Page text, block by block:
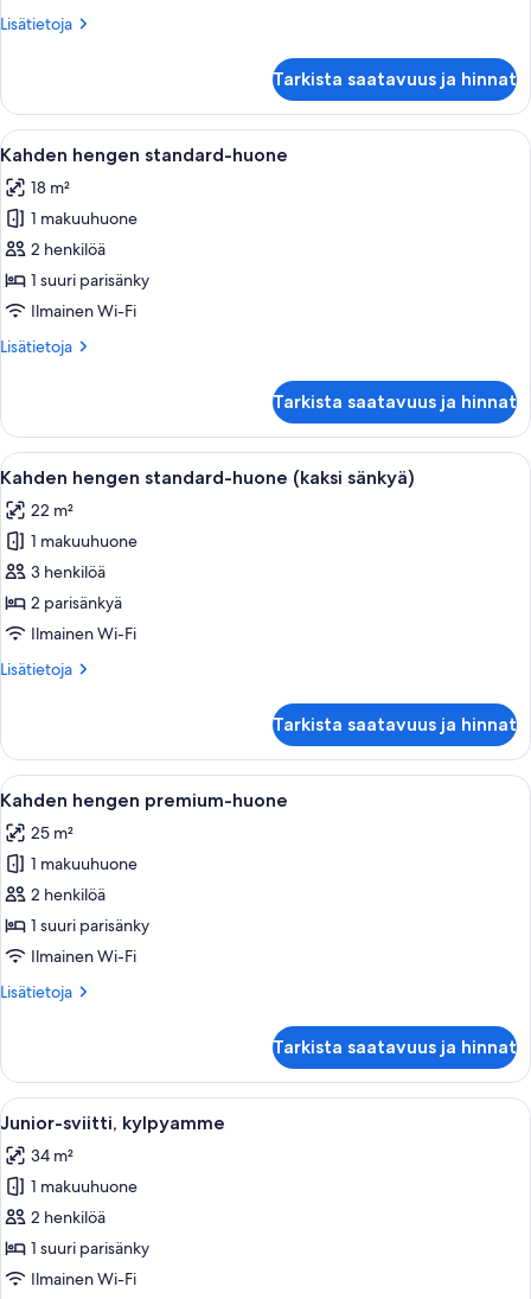
kuvat
Lisätietoja
Lisätietoja
superior-
huone,
terassi
Tarkista saatavuus ja hinnat
Avaa
kaikki
huonetyypin
Kahden
hengen
standard-
huone
Hotellihuone, jossa on suuri sänky,
7
Kahden hengen standard-huone
18 m²
1 makuuhuone
2 henkilöä
1 suuri parisänky
Ilmainen Wi-Fi
Lisätietoja
Lisätietoja
standard-
huone
Tarkista saatavuus ja hinnat
Avaa
kaikki
huonetyypin
Kahden
hengen
standard-
huone
sänkyä)
Hotellihuone, jossa on kaksi
8
Kahden hengen standard-huone (kaksi sänkyä)
22 m²
1 makuuhuone
3 henkilöä
2 parisänkyä
Ilmainen Wi-Fi
Lisätietoja
Lisätietoja
standard-
huone
(kaksi
Tarkista saatavuus ja hinnat
Avaa
kaikki
huonetyypin
Kahden
hengen
premium-
huone
Hotellihuone, jossa on sänky,
10
Kahden hengen premium-huone
25 m²
1 makuuhuone
2 henkilöä
1 suuri parisänky
Ilmainen Wi-Fi
Lisätietoja
Lisätietoja
premium-
huone
Tarkista saatavuus ja hinnat
Avaa
kaikki
huonetyypin
Junior-
sviitti,
kylpyamme
kuvat
Hotellihuone, jossa on sänky,
13
Junior-sviitti, kylpyamme
34 m²
1 makuuhuone
2 henkilöä
1 suuri parisänky
Ilmainen Wi-Fi